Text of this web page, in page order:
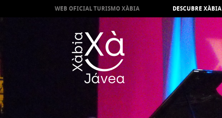
WEB OFICIAL TURISMO XÀBIA DESCUBRE XÀBIA